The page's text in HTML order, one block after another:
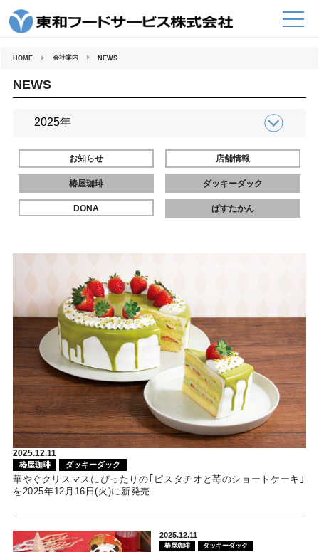
HOME 会社案内 NEWS
NEWS
お知らせ 店舗情報
椿屋珈琲 ダッキーダック
DONA ぱすたかん
2025.12.11
椿屋珈琲 ダッキーダック
華やぐクリスマスにぴったりの｢ピスタチオと苺のショートケーキ｣
を2025年12月16日(火)に新発売
2025.12.11
椿屋珈琲 ダッキーダック